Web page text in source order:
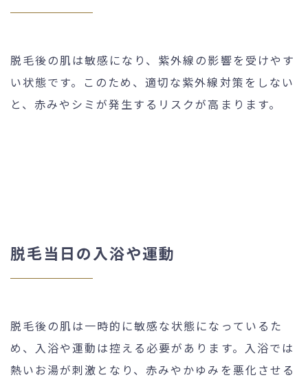
脱毛後の肌は敏感になり、紫外線の影響を受けやす
い状態です。このため、適切な紫外線対策をしない
と、赤みやシミが発生するリスクが高まります。
脱毛当日の入浴や運動
脱毛後の肌は一時的に敏感な状態になっているた
め、入浴や運動は控える必要があります。入浴では
熱いお湯が刺激となり、赤みやかゆみを悪化させる